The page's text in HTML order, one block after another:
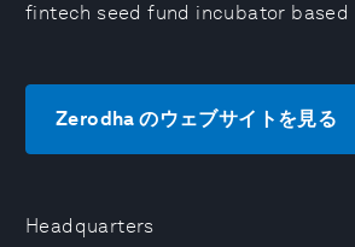
Headquarters
fintech seed fund incubator based
Zerodha のウェブサイトを見る